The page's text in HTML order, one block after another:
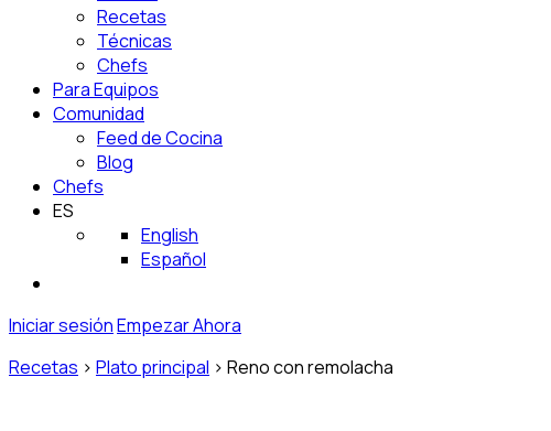
Recetas
Técnicas
Chefs
Para Equipos
Comunidad
Feed de Cocina
Blog
Chefs
ES
English
Español
Iniciar sesiónEmpezar Ahora
Recetas > Plato principal > Reno con remolacha